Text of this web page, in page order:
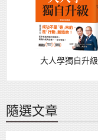
大人學獨自升級
隨選文章